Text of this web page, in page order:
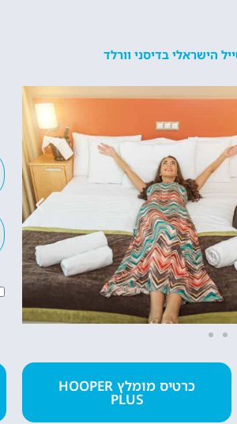
הישראלי בדיסני וורלד
כרטיס מומלץ HOOPER
PLUS